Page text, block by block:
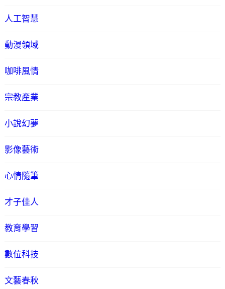
人工智慧
動漫領域
咖啡風情
宗教產業
小說幻夢
影像藝術
心情隨筆
才子佳人
教育學習
數位科技
文藝春秋